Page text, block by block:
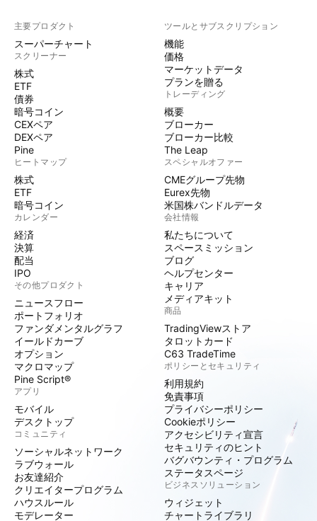
主要プロダクト
スーパーチャート
スクリーナー
株式
ETF
債券
暗号コイン
CEXペア
DEXペア
Pine
ヒートマップ
株式
ETF
暗号コイン
カレンダー
経済
決算
配当
IPO
その他プロダクト
ニュースフロー
ポートフォリオ
ファンダメンタルグラフ
イールドカーブ
オプション
マクロマップ
Pine Script®
アプリ
モバイル
デスクトップ
コミュニティ
ソーシャルネットワーク
ラブウォール
お友達紹介
クリエイタープログラム
ハウスルール
モデレーター
ツールとサブスクリプション
機能
価格
マーケットデータ
プランを贈る
トレーディング
概要
ブローカー
ブローカー比較
The Leap
スペシャルオファー
CMEグループ先物
Eurex先物
米国株バンドルデータ
会社情報
私たちについて
スペースミッション
ブログ
ヘルプセンター
キャリア
メディアキット
商品
TradingViewストア
タロットカード
C63 TradeTime
ポリシーとセキュリティ
利用規約
免責事項
プライバシーポリシー
Cookieポリシー
アクセシビリティ宣言
セキュリティのヒント
バグバウンティ・プログラム
ステータスページ
ビジネスソリューション
ウィジェット
チャートライブラリ